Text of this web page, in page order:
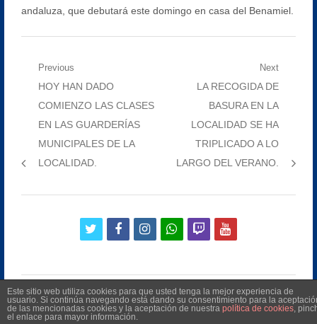
andaluza, que debutará este domingo en casa del Benamiel.
Navegación
entradas
Previous
Previous
post:
HOY HAN DADO
COMIENZO LAS CLASES
EN LAS GUARDERÍAS
MUNICIPALES DE LA
LOCALIDAD.
Next
Next
post:
LA RECOGIDA DE
BASURA EN LA
LOCALIDAD SE HA
TRIPLICADO A LO
LARGO DEL VERANO.
twitterfacebookinstagramwhatsapp
twitchyoutube
©2026 Radio Televisión Municipal de Manilva
Este sitio web utiliza cookies para que usted tenga la mejor experiencia de
usuario. Si continúa navegando está dando su consentimiento para la
de las mencionadas cookies y la aceptación de nuestra política de cookies,
el enlace para mayor información.